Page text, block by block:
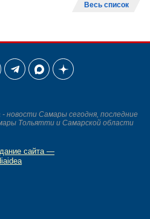
Весь список
новости Самары сегодня, последние
Тольятти и Самарской области
сайта —